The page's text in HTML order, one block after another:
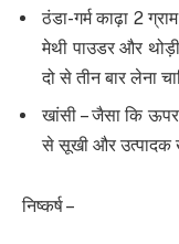
ठंडा-गर्म काढ़ा 2
मेथी पाउडर और
दो से तीन बार लेना
खांसी – जैसा कि ऊपर
से सूखी और उत्पादक
निष्कर्ष –